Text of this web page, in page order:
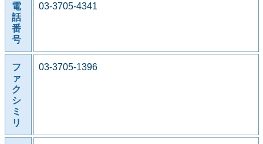
電
話
番
号
03-3705-4341
フ
ァ
ク
シ
ミ
リ
03-3705-1396